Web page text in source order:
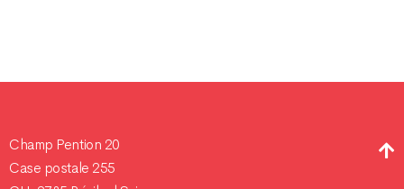
Champ Pention 20
Case postale 255